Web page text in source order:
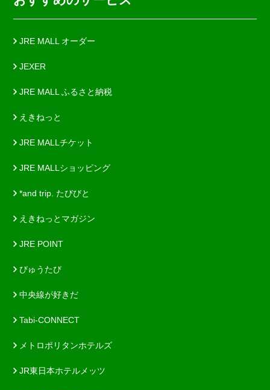
JRE MALL オーダー
JEXER
JRE MALL ふるさと納税
えきねっと
JRE MALLチケット
JRE MALLショッピング
*and trip. たびびと
えきねっとマガジン
JRE POINT
びゅうたび
中央線が好きだ
Tabi-CONNECT
メトロポリタンホテルズ
JR東日本ホテルメッツ